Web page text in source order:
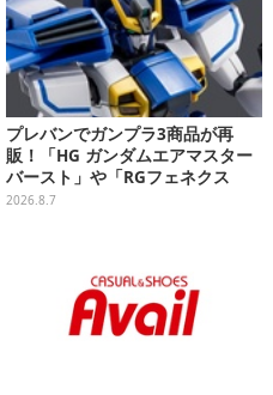
プレバンでガンプラ3商品が再
販！「HG ガンダムエアマスター
バースト」や「RGフェネクス
（ナラティブVer.）」も
2026.8.7